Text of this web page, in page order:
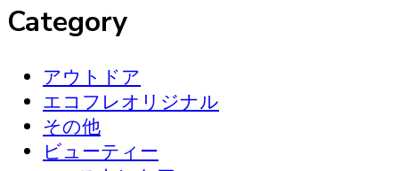
Category
アウトドア
エコフレオリジナル
その他
ビューティー